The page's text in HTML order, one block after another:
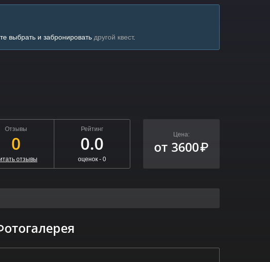
выбрать и забронировать другой квест.
Отзывы
0
отзывы
Рейтинг
0.0
оценок - 0
Цена:
от 3600₽